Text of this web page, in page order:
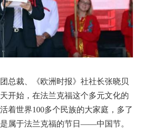
总裁、《欧洲时报》社社长张晓贝
开始，在法兰克福这个多元文化的
着世界100多个民族的大家庭，多了
属于法兰克福的节日——中国节。